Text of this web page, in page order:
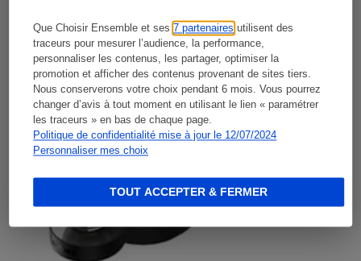
Que Choisir Ensemble et ses7 partenaires utilisent des
traceurs pour mesurer l’audience, la performance,
personnaliser les contenus, les partager, optimiser la
promotion et afficher des contenus provenant de sites tiers.
Nous conserverons votre choix pendant 6 mois. Vous pourrez
changer d’avis à tout moment en utilisant le lien « paramétrer
les traceurs » en bas de chaque page.
Politique de confidentialité mise à jour le 12/07/2024
Personnaliser mes choix
TOUT ACCEPTER & FERMER